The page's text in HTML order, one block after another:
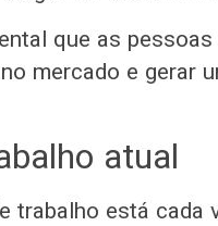
que as
mercado e gerar
atual
trabalho está cada